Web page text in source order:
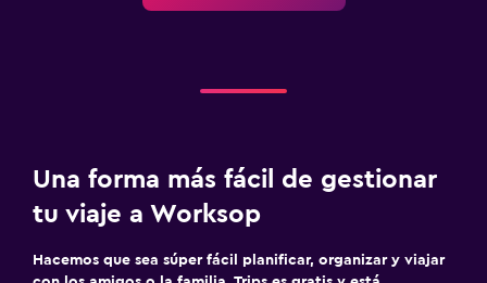
Una forma más fácil de gestionar
tu viaje a Worksop
Hacemos que sea súper fácil planificar, organizar y viajar